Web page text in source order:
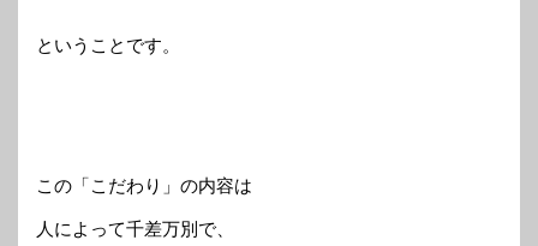
ということです。
この「こだわり」の内容は
人によって千差万別で、